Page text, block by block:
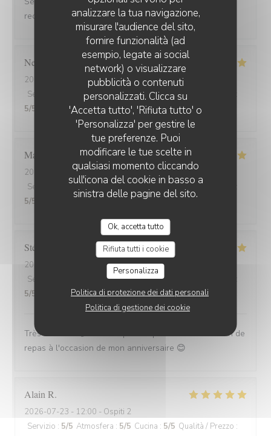
analizzare la tua navigazione,
misurare l'audience del sito,
fornire funzionalità (ad
esempio, legate ai social
network) o visualizzare
pubblicità o contenuti
personalizzati. Clicca su
'Accetta tutto', 'Rifiuta tutto' o
'Personalizza' per gestire le
tue preferenze. Puoi
modificare le tue scelte in
qualsiasi momento cliccando
sull'icona del cookie in basso a
sinistra delle pagine del sito.
Ok, accetta tutto
Rifiuta tutti i cookie
Personalizza
Politica di protezione dei dati personali
Politica di gestione dei cookie
recommandons, jamais déçu.
Nelly
2026-07-31
- 20:00 - Ospiti 2
Servizio
Atmosfera: 5/5 Cucina:5/5 Qualità / Prezzo
5/5
Marion
2026-07-30
- 19:30 - Ospiti 2
Servizio
/5 Atmosfera: 5/5 Cucina : 5 /5 Qualità / Prezzo
5/5
Stéphanie
2026-07-22
- 19:30 - Ospiti 3
Servizio
Atmosfera:5/5 Cucina:5
5/5
Très très bien 👍 et merci pour la petite attention en fin de
repas à l'occasion de mon anniversaire 😊
Alain R
2026-07-23 - 12:00 - Ospiti 2
Servizio : 5/5 Atmosfera : 5/5 Cucina : 5/5 Qualità / Prezzo :